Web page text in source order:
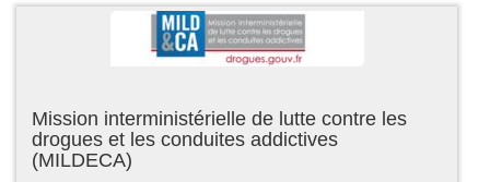
Mission interministérielle de lutte contre les
drogues et les conduites addictives
(MILDECA)